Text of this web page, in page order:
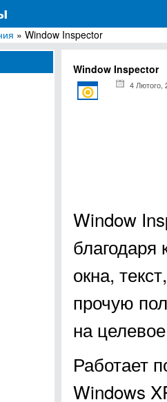
программ для Windows
» Window Inspector
Window Inspector
4 Лютого,
Window
благодаря
окна,
прочую
на
Работает
Windows